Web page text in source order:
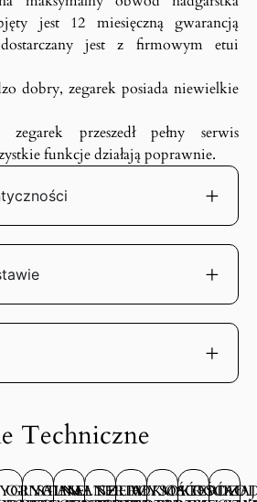
jest 12 miesięczną gwarancją
jest z firmowym etui
dobry, zegarek posiada niewielkie
przeszedł pełny serwis
funkcje działają poprawnie.
Techniczne
ORYGINALNE
STANMATERIAŁ
SZEROKOŚĆ
WYSOKOŚĆ
MATERIAŁ
RODZAJ